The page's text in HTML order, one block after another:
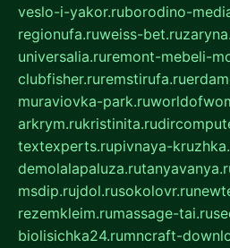
veslo-i-yakor.ruborodino-
regionufa.ruweiss-bet.ru
universalia.ruremont-mebeli-
clubfisher.ruremstirufa.ru
muraviovka-park.ru
arkrym.rukristinita.ru
textexperts.rupivnaya-
demolalapaluza.ru
msdip.rujdol.rusokolovr.ru
rezemkleim.rumassage-tai.ru
biolisichka24.rumncraft-